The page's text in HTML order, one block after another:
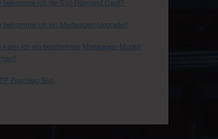
bekomme ich die Sixt Diamond Card?
bekomme ich ein Mietwagen-Upgrade?
kann ich ein bestimmtes Mietwagen-Modell
Zuschlag Sixt